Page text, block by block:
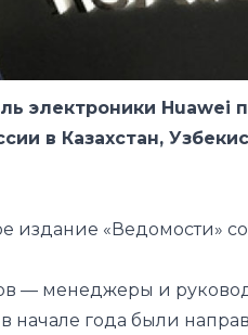
электроники Huawei
в Казахстан,
издание«Ведомости»со
начале года были
по данным газеты,